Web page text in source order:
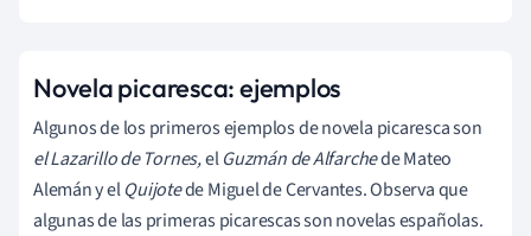
Novela picaresca: ejemplos
Algunos de los primeros ejemplos de novela picaresca son
el Lazarillo de Tornes,elGuzmán de Alfarchede Mateo
Alemán y elQuijotede Miguel de Cervantes. Observa que
algunas de las primeras picarescas son novelas españolas.